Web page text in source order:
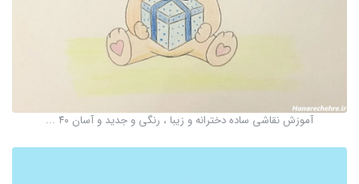
آموزش نقاشی ساده دخترانه و زیبا ، رنگی و جدید و آسان ۴۰ ...